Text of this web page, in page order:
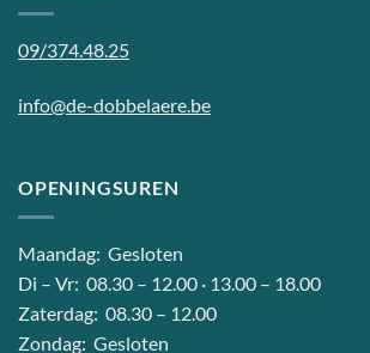
09/374.48.25
info@de-dobbelaere.be
OPENINGSUREN
Maandag: Gesloten
Di – Vr: 08.30 – 12.00 · 13.00 – 18.00
Zaterdag: 08.30 – 12.00
Zondag: Gesloten